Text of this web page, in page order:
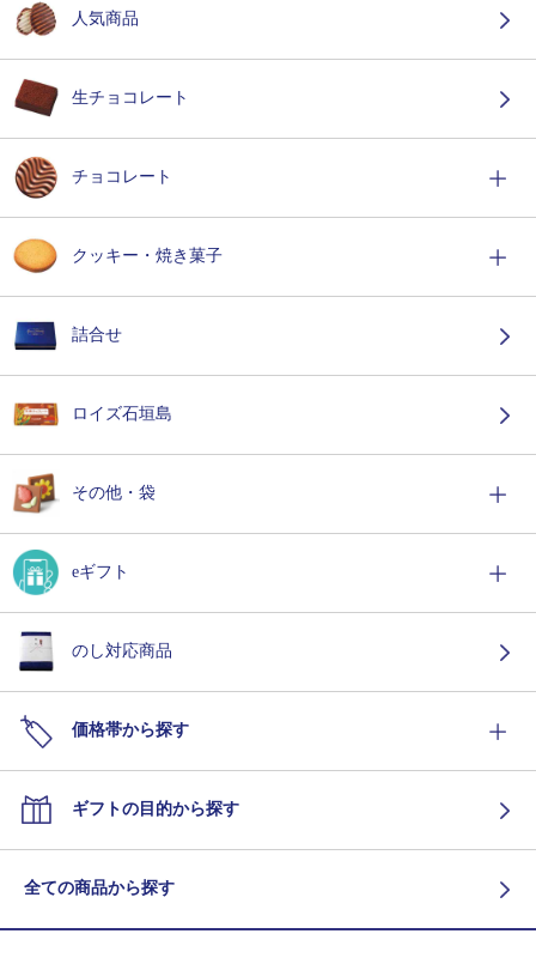
人気商品
生チョコレート
チョコレート
クッキー・焼き菓子
詰合せ
ロイズ石垣島
その他・袋
eギフト
のし対応商品
価格帯から探す
ギフトの目的から探す
全ての商品から探す